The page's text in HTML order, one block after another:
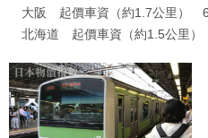
大阪 起價車資（約1.7公里）
北海道 起價車資（約1.5公里）